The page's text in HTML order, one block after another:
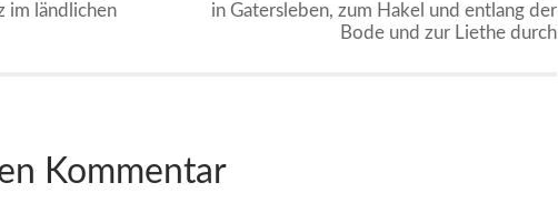
im ländlichen
in Gatersleben, zum Hakel und entlang der
Bode und zur Liethe durch
Kommentar